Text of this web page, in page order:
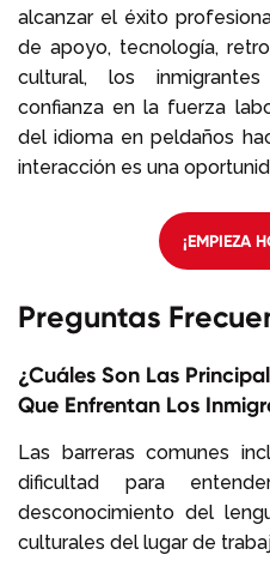
alcanzar el éxito
de apoyo, tecnología,
cultural, los
confianza en la fuerza
del idioma en peldaños
interacción es una
¡EMPIEZA
Preguntas
¿Cuáles Son Las
Que Enfrentan Los
Las barreras comunes
dificultad para
desconocimiento del
culturales del lugar de